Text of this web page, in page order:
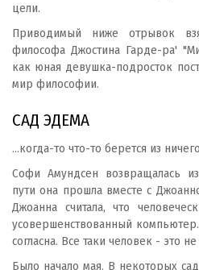
цели.
Приводимый ниже отрывок
философа Джостина Гарде-ра'
как юная девушка-подросток
мир философии.
САД ЭДЕМА
...когда-то что-то берется из
Софи Амундсен возвращалась
пути она прошла вместе с
Джоанна считала, что
усовершенствованный
согласна. Все таки человек - это
Было начало мая. В некоторых